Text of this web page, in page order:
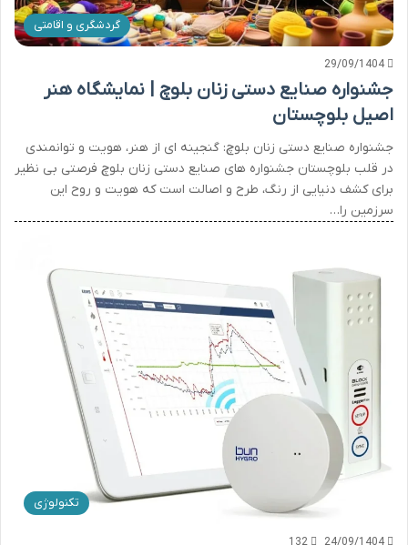
گردشگری و اقامتی
29/09/1404
جشنواره صنایع دستی زنان بلوچ | نمایشگاه هنر
اصیل بلوچستان
جشنواره صنایع دستی زنان بلوچ: گنجینه ای از هنر، هویت و توانمندی
در قلب بلوچستان جشنواره های صنایع دستی زنان بلوچ فرصتی بی نظیر
برای کشف دنیایی از رنگ، طرح و اصالت است که هویت و روح این
سرزمین را…
تکنولوژی